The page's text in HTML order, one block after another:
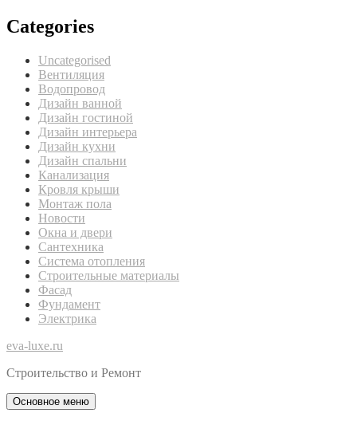
Categories
Uncategorised
Вентиляция
Водопровод
Дизайн ванной
Дизайн гостиной
Дизайн интерьера
Дизайн кухни
Дизайн спальни
Канализация
Кровля крыши
Монтаж пола
Новости
Окна и двери
Сантехника
Система отопления
Строительные материалы
Фасад
Фундамент
Электрика
eva-luxe.ru
Строительство и Ремонт
Основное меню